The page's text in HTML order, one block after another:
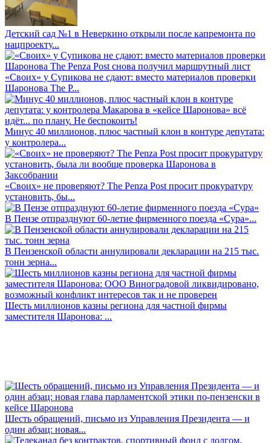
Детский сад №1 в Неверкино открыли после капремонта по
нацпроекту...
«Своих» у Супикова не сдают: вместо материалов проверки
Шаронова The P...
Минус 40 миллионов, плюс частный клон в контуре депутата:
у контролера...
«Своих» не проверяют? The Penza Post просит прокуратуру
установить, бы...
В Пензе отпразднуют 60-летие фирменного поезда «Сура»...
В Пензенской области аннулировали декларации на 215 тыс.
тонн зерна...
Шесть миллионов казны региона для частной фирмы
заместителя Шаронова: ...
Шесть обращений, письмо из Управления Президента — и
один абзац: новая...